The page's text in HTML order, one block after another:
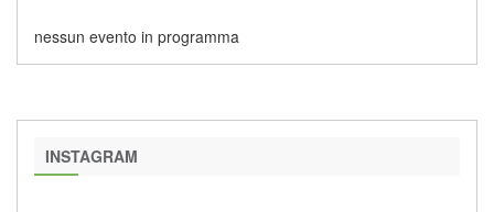
nessun evento in programma
INSTAGRAM